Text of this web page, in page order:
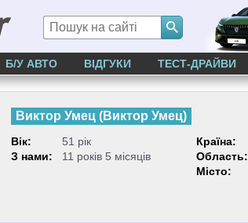
Б/У АВТО ВІДГУКИ ТЕСТ-ДРАЙВИ
Виктор Умец (Виктор Умец)
Вік:
51 рік
З нами:
11 років 5 місяців
Країна:
Область:
Місто: